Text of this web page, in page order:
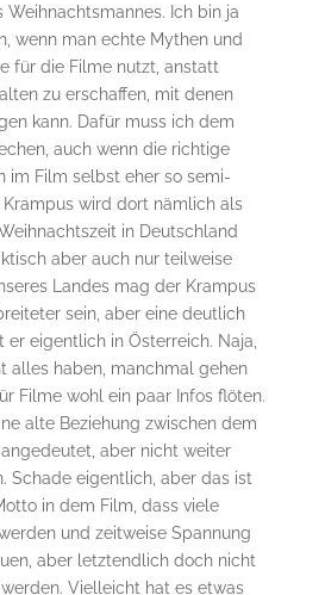
Weihnachtsmannes. Ich bin ja
wenn man echte Mythen und
für die Filme nutzt, anstatt
zu erschaffen, mit denen
kann. Dafür muss ich dem
auch wenn die richtige
im Film selbst eher so semi-
wird dort nämlich als
in Deutschland
aber auch nur teilweise
Landes mag der Krampus
sein, aber eine deutlich
er eigentlich in Österreich. Naja,
alles haben, manchmal gehen
Filme wohl ein paar Infos flöten.
alte Beziehung zwischen dem
aber nicht weiter
Schade eigentlich, aber das ist
in dem Film, dass viele
und zeitweise Spannung
aber letztendlich doch nicht
Vielleicht hat es etwas